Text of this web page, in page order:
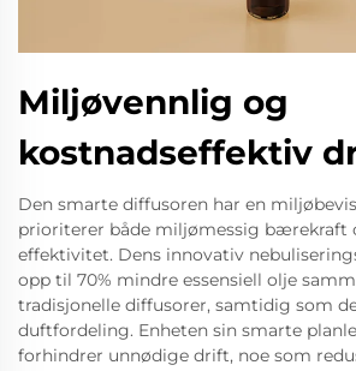
Miljøvennlig og
kostnadseffektiv
Den smarte diffusoren har en
prioriterer både miljømessig bærekraft
effektivitet. Dens innovativ
opp til 70% mindre essensiell olje
tradisjonelle diffusorer, samtidig som
duftfordeling. Enheten sin smarte
forhindrer unnødige drift, noe som